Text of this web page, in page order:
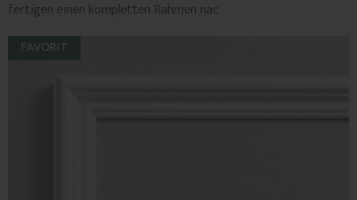
fertigen einen kompletten Rahmen nac
FAVORIT